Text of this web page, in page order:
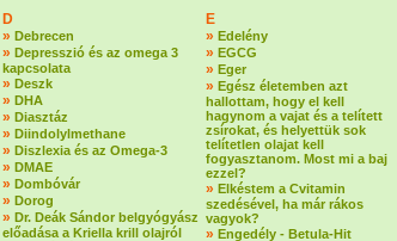
D
» Debrecen
» Depresszió és az omega 3
kapcsolata
» Deszk
» DHA
» Diasztáz
» Diindolylmethane
» Diszlexia és az Omega-3
» DMAE
» Dombóvár
» Dorog
» Dr. Deák Sándor belgyógyász
előadása a Kriella krill olajról
E
» Edelény
» EGCG
» Eger
» Egész életemben azt
hallottam, hogy el kell
hagynom a vajat és a telített
zsírokat, és helyettük sok
telítetlen olajat kell
fogyasztanom. Most mi a baj
ezzel?
» Elkéstem a Cvitamin
szedésével, ha már rákos
vagyok?
» Engedély - Betula-Hit